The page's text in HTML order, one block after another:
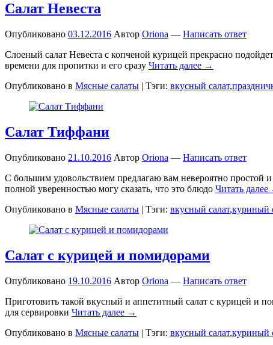
Салат Невеста
Опубликовано 03.12.2016 Автор Oriona — Написать ответ
Слоеный салат Невеста с копченой курицей прекрасно
времени для пропитки и его сразу Читать далее →
Опубликовано в Мясные салаты | Тэги: вкусный салат,
Салат Тиффани
Опубликовано 21.10.2016 Автор Oriona — Написать ответ
С большим удовольствием предлагаю вам невероятно простой
полной уверенностью могу сказать, что это блюдо Читать далее
Опубликовано в Мясные салаты | Тэги: вкусный салат,куриный
Салат с курицей и помидорами
Опубликовано 19.10.2016 Автор Oriona — Написать ответ
Приготовить такой вкусный и аппетитный салат с курицей и
для сервировки Читать далее →
Опубликовано в Мясные салаты | Тэги: вкусный салат,куриный